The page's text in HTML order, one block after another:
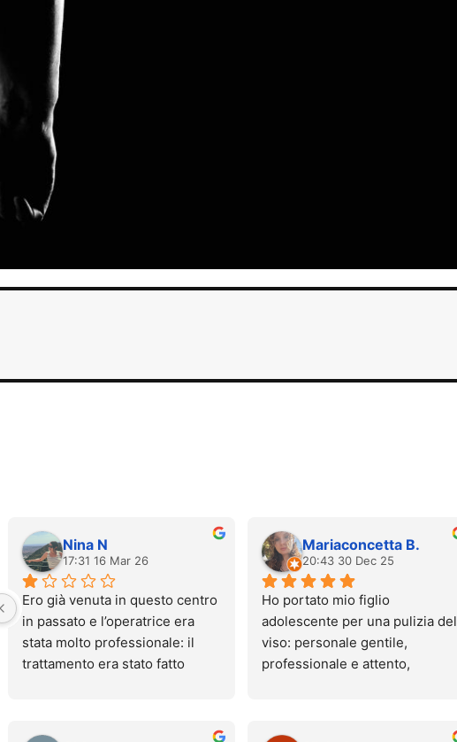
Nina N
17:31 16 Mar 26
Ero già venuta in questo centro
in passato e l’operatrice era
stata molto professionale: il
trattamento era stato fatto
Mariaconcetta B.
20:43 30 Dec 25
Ho portato mio figlio
adolescente per una pulizia del
viso: personale gentile,
professionale e attento,